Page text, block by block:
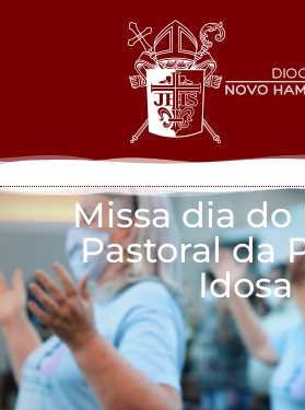
Missa dia do
Pastoral da
Idosa